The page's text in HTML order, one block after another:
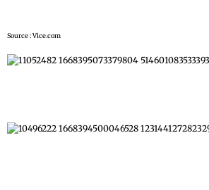
Source : Vice.com